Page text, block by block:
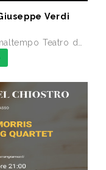
Verdi
- Anfiteatro Romano di Alba Fucens